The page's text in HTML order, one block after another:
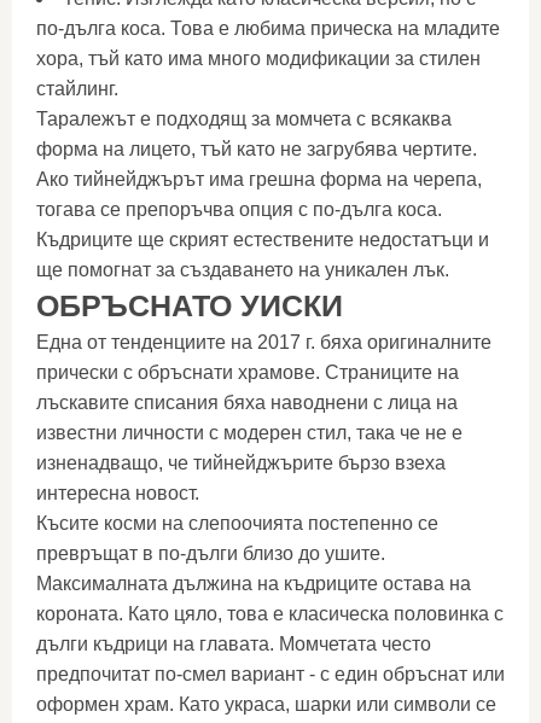
по-дълга коса. Това е любима прическа на младите
хора, тъй като има много модификации за стилен
стайлинг.
Таралежът е подходящ за момчета с всякаква
форма на лицето, тъй като не загрубява чертите.
Ако тийнейджърът има грешна форма на черепа,
тогава се препоръчва опция с по-дълга коса.
Къдриците ще скрият естествените недостатъци и
ще помогнат за създаването на уникален лък.
ОБРЪСНАТО УИСКИ
Една от тенденциите на 2017 г. бяха оригиналните
прически с обръснати храмове. Страниците на
лъскавите списания бяха наводнени с лица на
известни личности с модерен стил, така че не е
изненадващо, че тийнейджърите бързо взеха
интересна новост.
Късите косми на слепоочията постепенно се
превръщат в по-дълги близо до ушите.
Максималната дължина на къдриците остава на
короната. Като цяло, това е класическа половинка с
дълги къдрици на главата. Момчетата често
предпочитат по-смел вариант - с един обръснат или
оформен храм. Като украса, шарки или символи се